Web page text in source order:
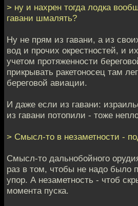
> ну и нахрен тогда лодка
гавани шмалять?
Ну не прям из гавани, а из
вод и прочих окрестностей, и
учетом протяженности
прикрывать ракетоносец там
береговой авиации.
И даже если из гавани:
из гавани потопили - тоже
> Смысл-то в незаметности -
Смысл-то дальнобойного
раз в том, чтобы не надо было
упор. А незаметность - чтоб
момента пуска.